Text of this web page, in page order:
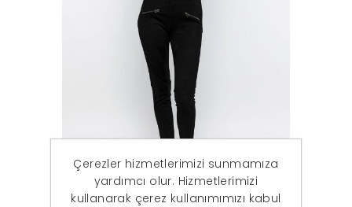
Çerezler hizmetlerimizi sunmamıza
yardımcı olur. Hizmetlerimizi
kullanarak çerez kullanımımızı kabul